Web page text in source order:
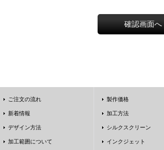
ご注文の流れ
新着情報
デザイン方法
加工範囲について
製作価格
加工方法
シルクスクリーン
インクジェット